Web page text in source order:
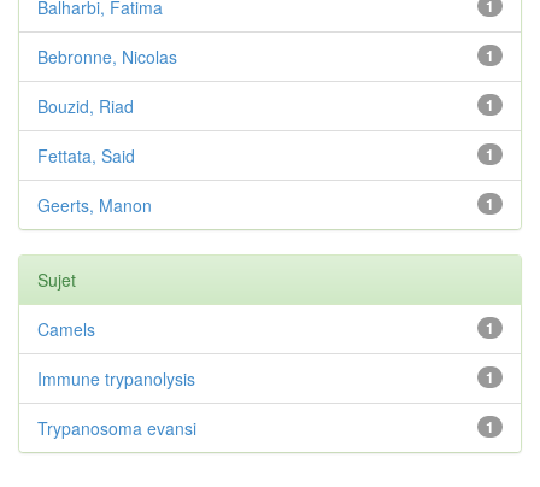
1
Balharbi, Fatima
1
Bebronne, Nicolas
1
Bouzid, Riad
1
Fettata, Said
1
Geerts, Manon
Sujet
1
Camels
1
Immune trypanolysis
1
Trypanosoma evansi